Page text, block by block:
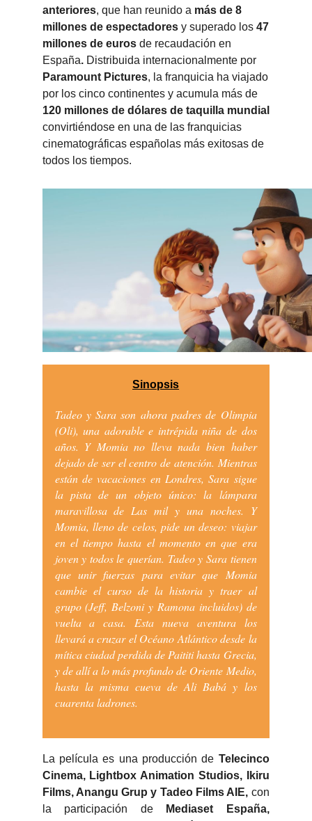
anteriores, que han reunido a más de 8
millones de espectadores y superado los47
millones de euros de recaudación en
España.Distribuida internacionalmente por
Paramount Pictures, la franquicia ha viajado
por los cinco continentes y acumula más de
120 millones de dólares de taquilla mundial
convirtiéndose en una de las franquicias
cinematográficas españolas más exitosas de
todos los tiempos.
Sinopsis
Tadeo y Sara son ahora padres de Olimpia
(Oli), una adorable e intrépida niña de dos
años. Y Momia no lleva nada bien haber
dejado de ser el centro de atención. Mientras
están de vacaciones en Londres, Sara sigue
la pista de un objeto único: la lámpara
maravillosa de Las mil y una noches. Y
Momia, lleno de celos, pide un deseo: viajar
en el tiempo hasta el momento en que era
joven y todos le querían. Tadeo y Sara tienen
que unir fuerzas para evitar que Momia
cambie el curso de la historia y traer al
grupo (Jeff, Belzoni y Ramona incluidos) de
vuelta a casa. Esta nueva aventura los
llevará a cruzar el Océano Atlántico desde la
mítica ciudad perdida de Paititi hasta Grecia,
y de allí a lo más profundo de Oriente Medio,
hasta la misma cueva de Ali Babá y los
cuarenta ladrones.
La película es una producción de Telecinco
Cinema, Lightbox Animation Studios, Ikiru
Films, Anangu Grup y Tadeo Films AIE, con
la participación de
Mediaset España,